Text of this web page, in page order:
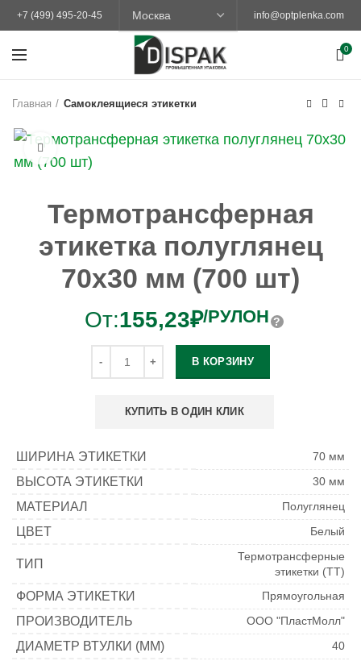
+7 (499) 495-20-45 info@optplenka.com
0
Главная Самоклеящиеся этикетки
Увеличить
Термотрансферная
этикетка полуглянец
70х30 мм (700 шт)
От:155,23₽/РУЛОН
В КОРЗИНУ
КУПИТЬ В ОДИН КЛИК
ШИРИНА ЭТИКЕТКИ 70 мм
ВЫСОТА ЭТИКЕТКИ 30 мм
МАТЕРИАЛ Полуглянец
ЦВЕТ Белый
ТИП
Термотрансферные
этикетки (ТТ)
ФОРМА ЭТИКЕТКИ Прямоугольная
ПРОИЗВОДИТЕЛЬ ООО "ПластМолл"
ДИАМЕТР ВТУЛКИ (ММ) 40